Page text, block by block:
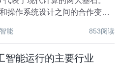
操作系统设计之间的合作变得
影响操作系统设计，反之亦
能 853阅读
智能运行的主要行业